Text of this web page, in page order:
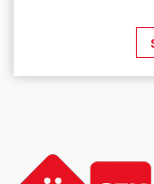
Siehe